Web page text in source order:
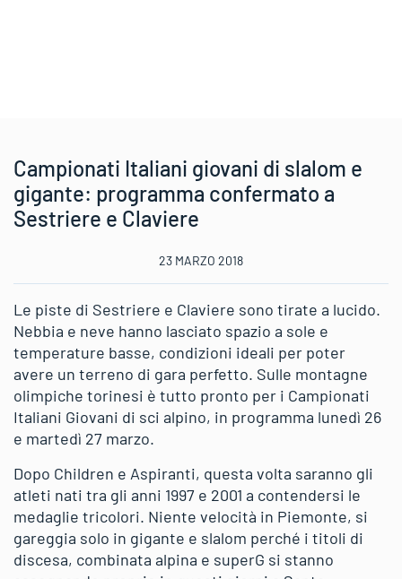
Campionati Italiani giovani di slalom e
gigante: programma confermato a
Sestriere e Claviere
23 MARZO 2018
Le piste di Sestriere e Claviere sono tirate a lucido.
Nebbia e neve hanno lasciato spazio a sole e
temperature basse, condizioni ideali per poter
avere un terreno di gara perfetto. Sulle montagne
olimpiche torinesi è tutto pronto per i Campionati
Italiani Giovani di sci alpino, in programma lunedì 26
e martedì 27 marzo.
Dopo Children e Aspiranti, questa volta saranno gli
atleti nati tra gli anni 1997 e 2001 a contendersi le
medaglie tricolori. Niente velocità in Piemonte, si
gareggia solo in gigante e slalom perché i titoli di
discesa, combinata alpina e superG si stanno